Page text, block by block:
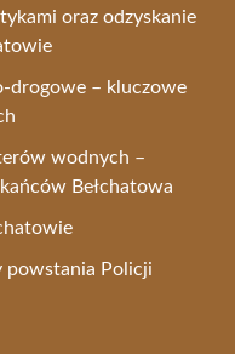
oraz odzyskanie
drogowe – kluczowe
wodnych –
Bełchatowa
powstania Policji